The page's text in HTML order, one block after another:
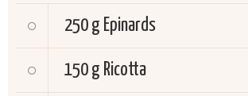
250 g Epinards
150 g Ricotta